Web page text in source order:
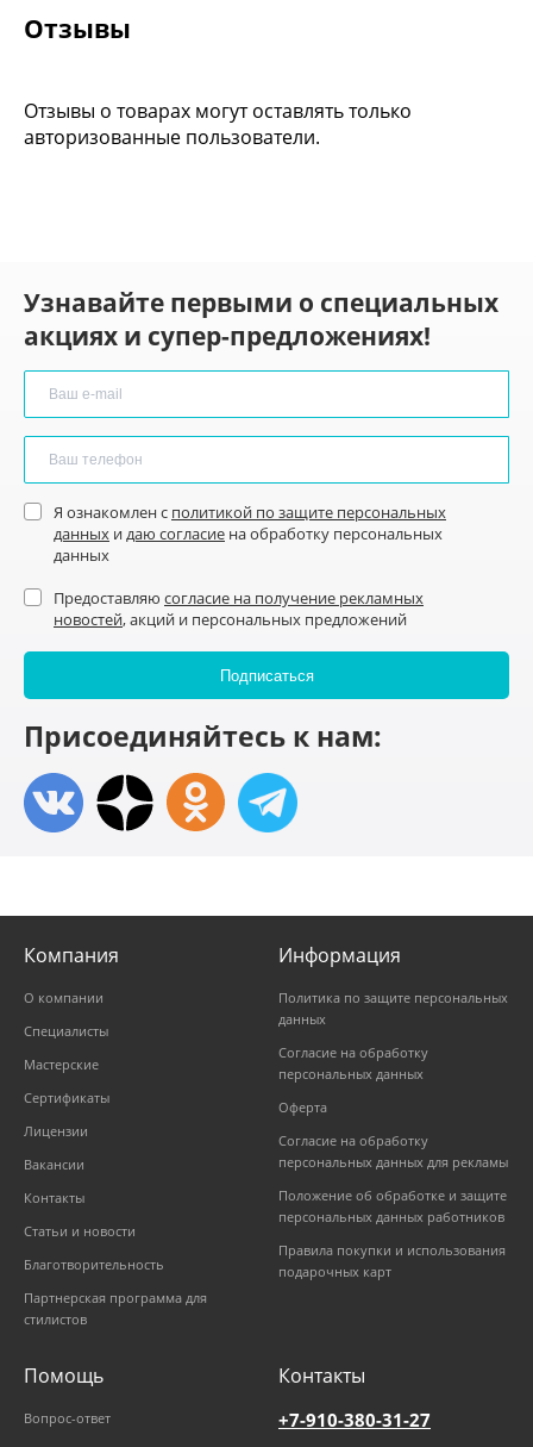
Отзывы
Отзывы о товарах могут оставлять только
авторизованные пользователи.
Узнавайте первыми о специальных
акциях и супер-предложениях!
Я ознакомлен с политикой по защите персональных
данных идаю согласие на обработку персональных
данных
Предоставляю согласие на получение рекламных
новостей, акций и персональных предложений
Присоединяйтесь к нам:
Компания
О компании
Специалисты
Мастерские
Сертификаты
Лицензии
Вакансии
Контакты
Статьи и новости
Благотворительность
Партнерская программа для
стилистов
Информация
Политика по защите персональных
данных
Согласие на обработку
персональных данных
Оферта
Согласие на обработку
персональных данных для рекламы
Положение об обработке и защите
персональных данных работников
Правила покупки и использования
подарочных карт
Помощь
Вопрос-ответ
Контакты
+7-910-380-31-27